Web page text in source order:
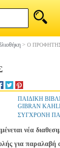
> Ο
ΠΑΙΔΙΚΗ
GIBRAN
ΣΥΓΧΡΟΝΗ
νέα
για παραλαβή